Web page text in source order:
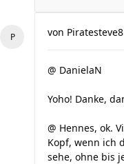
von
@ DanielaN
Yoho! Danke,
@ Hennes, ok.
Kopf, wenn ich
sehe, ohne bis